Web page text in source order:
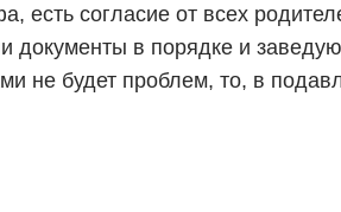
есть согласие от всех
документы в порядке и
не будет проблем, то, в